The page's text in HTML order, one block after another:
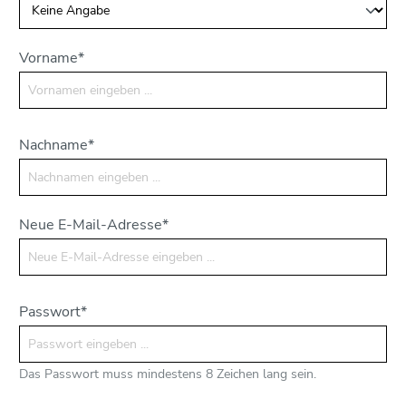
Vorname*
Nachname*
Neue E-Mail-Adresse*
Passwort*
Das Passwort muss mindestens 8 Zeichen lang sein.